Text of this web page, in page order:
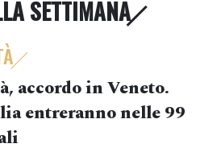
SETTIMANA
accordo in Veneto.
entreranno nelle 99